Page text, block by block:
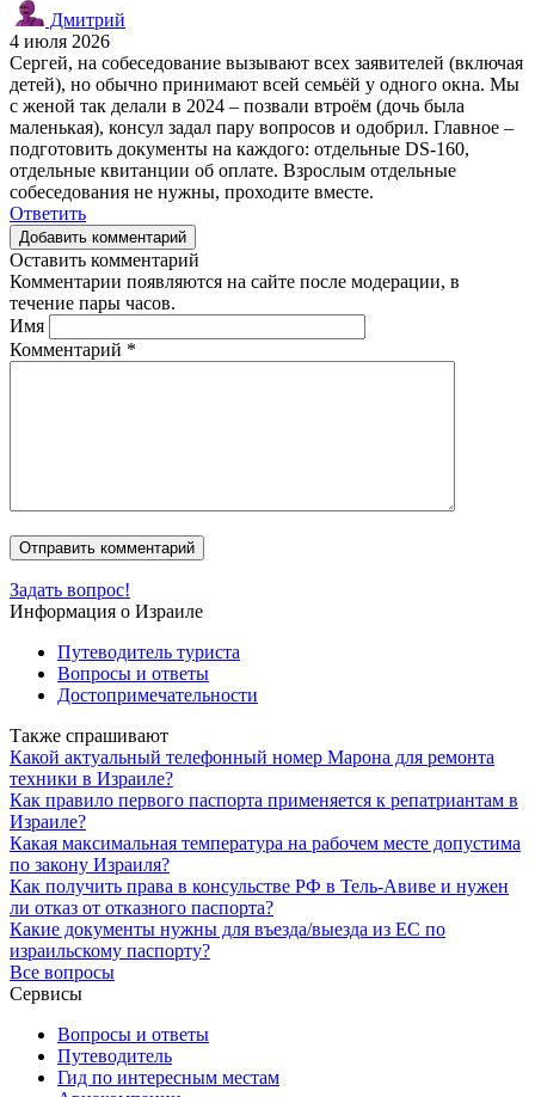
Дмитрий
4 июля 2026
Сергей, на собеседование вызывают всех заявителей (включая
детей), но обычно принимают всей семьёй у одного окна. Мы
с женой так делали в 2024 – позвали втроём (дочь была
маленькая), консул задал пару вопросов и одобрил. Главное –
подготовить документы на каждого: отдельные DS-160,
отдельные квитанции об оплате. Взрослым отдельные
собеседования не нужны, проходите вместе.
Ответить
Добавить комментарий
Оставить комментарий
Комментарии появляются на сайте после модерации, в
течение пары часов.
Имя
Комментарий *
Задать вопрос!
Информация о Израиле
Путеводитель туриста
Вопросы и ответы
Достопримечательности
Также спрашивают
Какой актуальный телефонный номер Марона для ремонта
техники в Израиле?
Как правило первого паспорта применяется к репатриантам в
Израиле?
Какая максимальная температура на рабочем месте допустима
по закону Израиля?
Как получить права в консульстве РФ в Тель-Авиве и нужен
ли отказ от отказного паспорта?
Какие документы нужны для въезда/выезда из ЕС по
израильскому паспорту?
Все вопросы
Сервисы
Вопросы и ответы
Путеводитель
Гид по интересным местам